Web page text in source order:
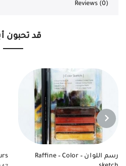
Reviews (0)
قد تحبون
PREVIOUS
رسم اللوان – Raffine – Color